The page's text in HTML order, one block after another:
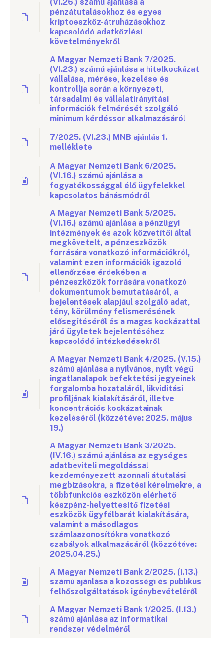
(VI.26.) számú ajánlása a
pénzátutalásokhoz és egyes
kriptoeszköz-átruházásokhoz
kapcsolódó adatközlési
követelményekről
A Magyar Nemzeti Bank 7/2025.
(VI.23.) számú ajánlása a hitelkockázat
vállalása, mérése, kezelése és
kontrollja során a környezeti,
társadalmi és vállalatirányítási
információk felmérését szolgáló
minimum kérdéssor alkalmazásáról
7/2025. (VI.23.) MNB ajánlás 1.
melléklete
A Magyar Nemzeti Bank 6/2025.
(VI.16.) számú ajánlása a
fogyatékossággal élő ügyfelekkel
kapcsolatos bánásmódról
A Magyar Nemzeti Bank 5/2025.
(VI.16.) számú ajánlása a pénzügyi
intézmények és azok közvetítői által
megkövetelt, a pénzeszközök
forrására vonatkozó információkról,
valamint ezen információk igazoló
ellenőrzése érdekében a
pénzeszközök forrására vonatkozó
dokumentumok bemutatásáról, a
bejelentések alapjául szolgáló adat,
tény, körülmény felismerésének
elősegítéséről és a magas kockázattal
járó ügyletek bejelentéséhez
kapcsolódó intézkedésekről
A Magyar Nemzeti Bank 4/2025. (V.15.)
számú ajánlása a nyilvános, nyílt végű
ingatlanalapok befektetési jegyeinek
forgalomba hozataláról, likviditási
profiljának kialakításáról, illetve
koncentrációs kockázatainak
kezeléséről (közzétéve: 2025. május
19.)
A Magyar Nemzeti Bank 3/2025.
(IV.16.) számú ajánlása az egységes
adatbeviteli megoldással
kezdeményezett azonnali átutalási
megbízásokra, a fizetési kérelmekre, a
többfunkciós eszközön elérhető
készpénz-helyettesítő fizetési
eszközök ügyfélbarát kialakítására,
valamint a másodlagos
számlaazonosítókra vonatkozó
szabályok alkalmazásáról (közzétéve:
2025.04.25.)
A Magyar Nemzeti Bank 2/2025. (I.13.)
számú ajánlása a közösségi és publikus
felhőszolgáltatások igénybevételéről
A Magyar Nemzeti Bank 1/2025. (I.13.)
számú ajánlása az informatikai
rendszer védelméről